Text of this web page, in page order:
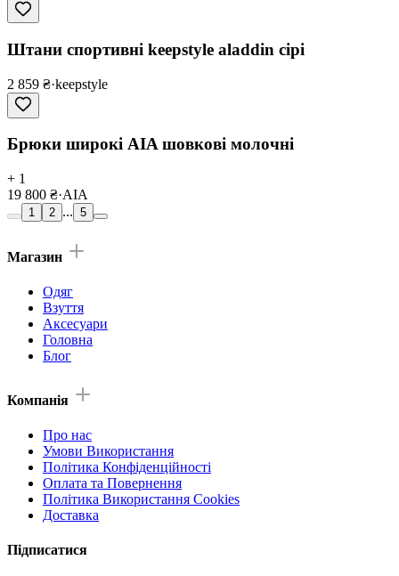
Штани спортивні keepstyle aladdin сірі
2 859 ₴·keepstyle
Брюки широкі AIA шовкові молочні
+ 1
19 800 ₴·AIA
1 2 ... 5
Магазин
Одяг
Взуття
Аксесуари
Головна
Блог
Компанія
Про нас
Умови Використання
Політика Конфіденційності
Оплата та Повернення
Політика Використання Cookies
Доставка
Підписатися